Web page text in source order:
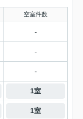
空室件数
-
-
-
1室
1室